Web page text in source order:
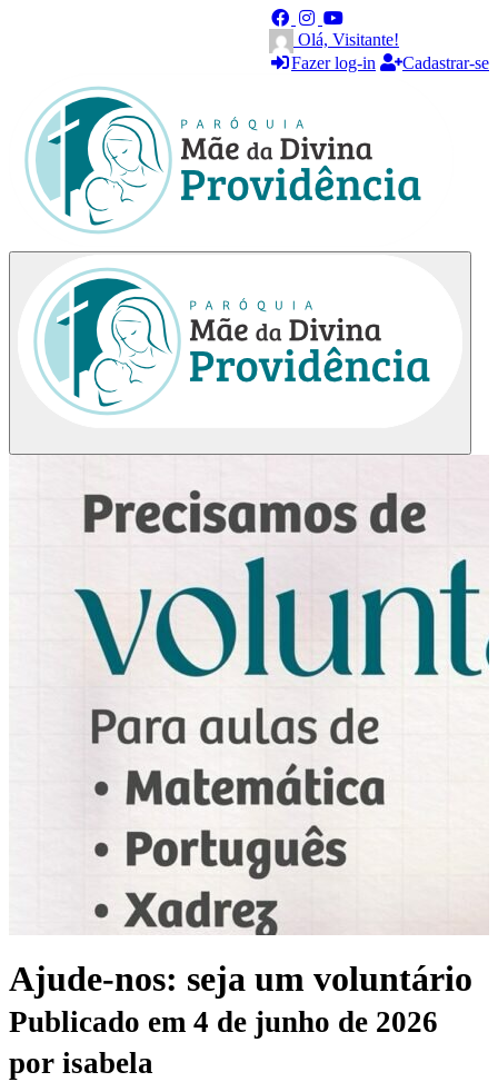
Olá, Visitante!
Fazer log-in
Cadastrar-se
Ajude-nos: seja um voluntário
Publicado em 4 de junho de 2026
por isabela